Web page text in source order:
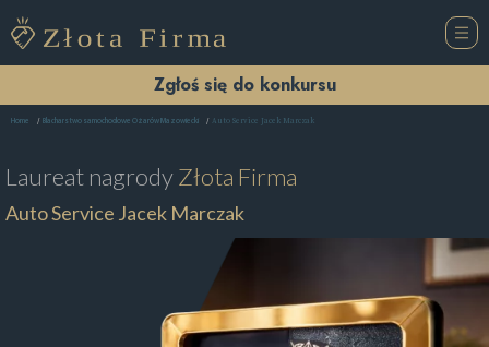
Zgłoś się do konkursu
Home Blacharstwo samochodowe Ożarów Mazowiecki Auto Service Jacek Marczak
Laureat nagrodyZłota Firma
Auto Service Jacek Marczak